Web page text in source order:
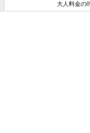
大人料金の